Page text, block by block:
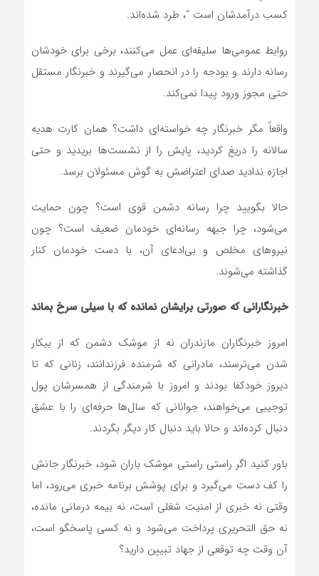
کسب درآمدشان است “، طرد شده‌اند.
روابط عمومی‌ها سلیقه‌ای عمل می‌کنند، برخی برای خودشان
رسانه دارند و بودجه را در انحصار می‌گیرند و خبرنگار مستقل
حتی مجوز ورود پیدا نمی‌کند.
واقعاً مگر خبرنگار چه خواسته‌ای داشت؟ همان کارت هدیه
سالانه را دریغ کردید، پایش را از نشست‌ها بریدید و حتی
اجازه ندادید صدای اعتراضش به گوش مسئولان برسد.
حالا بگویید چرا رسانه دشمن قوی است؟ چون حمایت
می‌شود، چرا جبهه رسانه‌ای خودمان ضعیف است؟ چون
نیروهای مخلص و بی‌ادعای آن، با دست خودمان کنار
گذاشته می‌شوند.
خبرنگارانی که صورتی برایشان نمانده که با سیلی سرخ بماند
امروز خبرنگاران مازندران نه از موشک دشمن که از بیکار
شدن می‌ترسند، مادرانی که شرمنده فرزندانند، زنانی که تا
دیروز خودکفا بودند و امروز با شرمندگی از همسرشان پول
توجیبی می‌خواهند، جوانانی که سال‌ها حرفه‌ای را با عشق
دنبال کرده‌اند و حالا باید دنبال کار دیگر بگردند.
باور کنید اگر راستی راستی موشک باران شود، خبرنگار جانش
را کف دست می‌گیرد و برای پوشش برنامه خبری می‌رود، اما
وقتی نه خبری از امنیت شغلی است، نه بیمه درمانی مانده،
نه حق التحریری پرداخت می‌شود و نه کسی پاسخگو است،
آن وقت چه توقعی از جهاد تبیین دارید؟